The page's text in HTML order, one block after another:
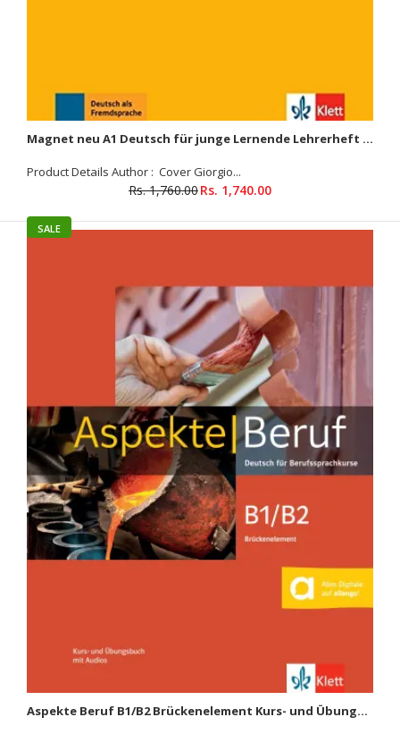
Mitreden Lehrerbuch mit Kopiervorlagen + Online-Angebot
Rs. 2,730.00Rs. 2,699.00
Product Details Author : Eva Hamann, Christine Magosch,
Caterina Mempel, Björn Vondran, Rebecca Zabel , Claus
Altmayer (Hrsg.) Binding...
SALE
Magnet neu A1 Deutsch für junge Lernende Lehrerheft (Teacher's Booklet)
Product Details Author : Cover Giorgio...
Rs. 1,760.00Rs. 1,740.00
SALE
Aspekte Beruf B1/B2 Brückenelement Kurs- und Übungsbuch mit Audios